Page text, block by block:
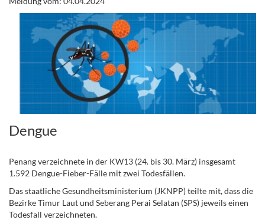
Dengue
Penang verzeichnete in der KW13 (24. bis 30. März) insgesamt
1.592 Dengue-Fieber-Fälle mit zwei Todesfällen.
Das staatliche Gesundheitsministerium (JKNPP) teilte mit, dass die
Bezirke Timur Laut und Seberang Perai Selatan (SPS) jeweils einen
Todesfall verzeichneten.